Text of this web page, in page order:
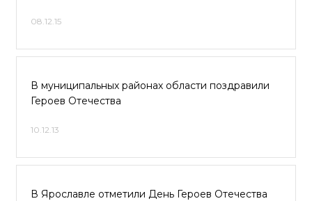
08.12.15
В муниципальных районах области поздравили
Героев Отечества
10.12.13
В Ярославле отметили День Героев Отечества